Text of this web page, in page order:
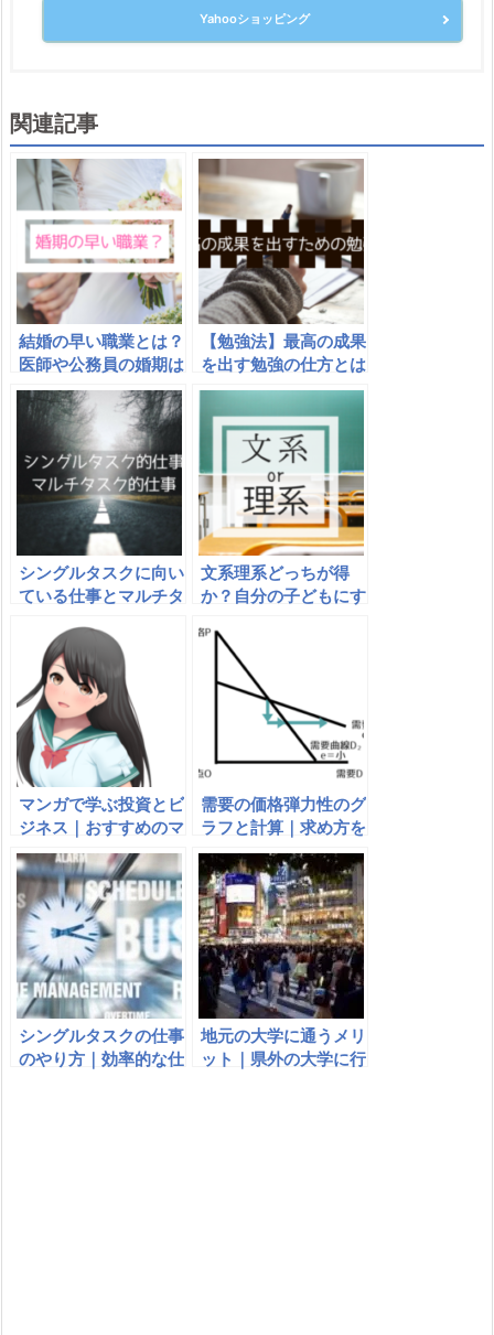
Yahooショッピング
関連記事
結婚の早い職業とは？
医師や公務員の婚期は
早い？
【勉強法】最高の成果
を出す勉強の仕方とは
｜勉強の成果は時間×
集中×工夫の方程式
シングルタスクに向い
ている仕事とマルチタ
文系理系どっちが得
か？自分の子どもにす
マンガで学ぶ投資とビ
ジネス｜おすすめのマ
ンガ・コミックは？
需要の価格弾力性のグ
ラフと計算｜求め方を
わかりやすく
シングルタスクの仕事
のやり方｜効率的な仕
地元の大学に通うメリ
ット｜県外の大学に行